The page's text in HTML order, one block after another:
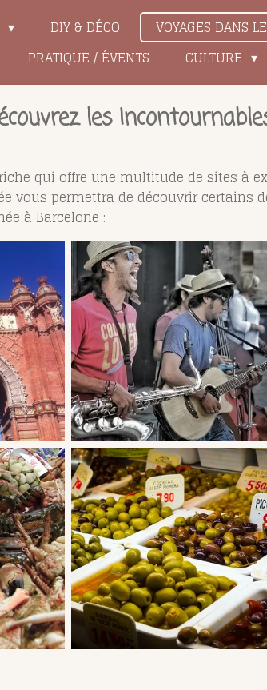
DIY & DÉCO
VOYAGES DANS
PRATIQUE / ÉVENTS CULTURE
les
qui offre une multitude de sites à
vous permettra de découvrir certains
à Barcelone :